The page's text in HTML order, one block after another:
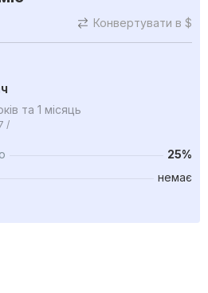
Конвертувати в $
та 1 місяць
/
25%
немає